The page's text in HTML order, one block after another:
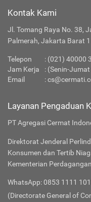
Kontak Kami
Jl. Tomang Raya No. 38,
Palmerah, Jakarta Barat
Telepon : (021) 40000
Jam Kerja
: (Senin-
Email
:
Layanan Pengaduan
PT Agregasi Cermat
Direktorat Jenderal
Konsumen dan Tertib
Kementerian
WhatsApp: 0853 1111
(Directorate General of